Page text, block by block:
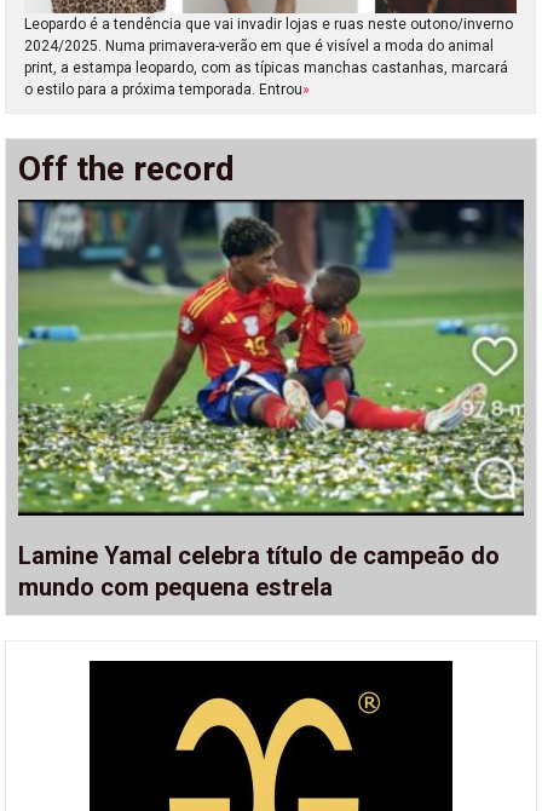
Leopardo é a tendência que vai invadir lojas e ruas neste outono/inverno
2024/2025. Numa primavera-verão em que é visível a moda do animal
print, a estampa leopardo, com as típicas manchas castanhas, marcará
o estilo para a próxima temporada. Entrou»
Off the record
Lamine Yamal celebra título de campeão do
mundo com pequena estrela